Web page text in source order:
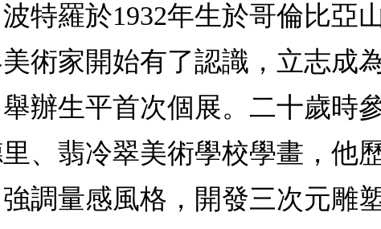
特羅於1932年生於哥倫比亞
術家開始有了認識，立志成
辦生平首次個展。二十歲時
、翡冷翠美術學校學畫，他
調量感風格，開發三次元雕